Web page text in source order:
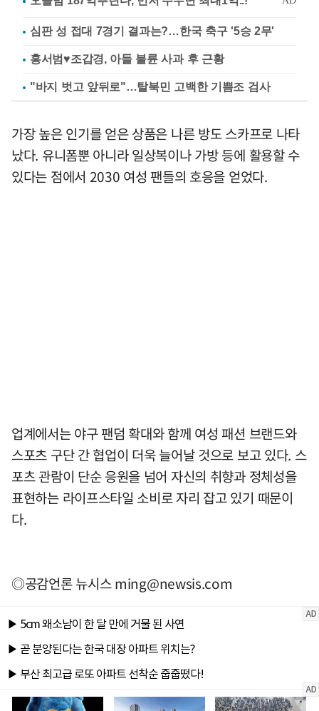
심판 성 접대 7경기 결과는?…한국 축구 '5승 2무'
홍서범♥조갑경, 아들 불륜 사과 후 근황
"바지 벗고 앞뒤로"…탈북민 고백한 기쁨조 검사
가장 높은 인기를 얻은 상품은 나른 방도 스카프로 나타
났다. 유니폼뿐 아니라 일상복이나 가방 등에 활용할 수
있다는 점에서 2030 여성 팬들의 호응을 얻었다.
업계에서는 야구 팬덤 확대와 함께 여성 패션 브랜드와
스포츠 구단 간 협업이 더욱 늘어날 것으로 보고 있다. 스
포츠 관람이 단순 응원을 넘어 자신의 취향과 정체성을
표현하는 라이프스타일 소비로 자리 잡고 있기 때문이
다.
◎공감언론 뉴시스ming@newsis.com